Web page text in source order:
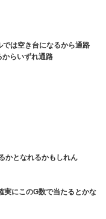
では空き台になるから通路
からいずれ通路
かとなれるかもしれん
実にこのG数で当たるとかな